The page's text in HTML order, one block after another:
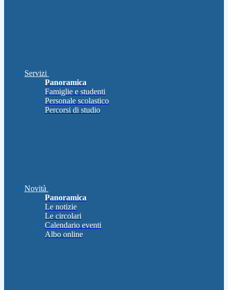
Servizi
Panoramica
Famiglie e studenti
Personale scolastico
Percorsi di studio
Novità
Panoramica
Le notizie
Le circolari
Calendario eventi
Albo online